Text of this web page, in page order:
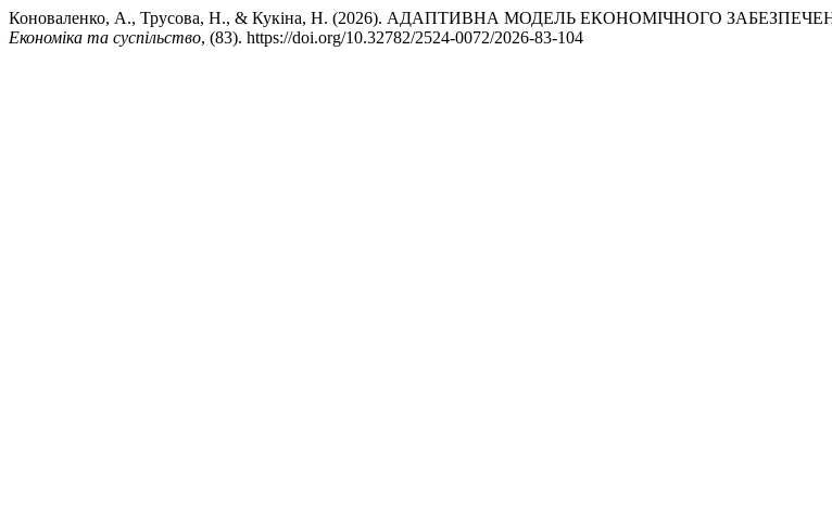
Коноваленко, А., Трусова, Н., & Кукіна, Н. (2026). АДАПТИВНА МОДЕЛЬ ЕКОНОМІЧНОГО
Економіка та суспільство, (83). https://doi.org/10.32782/2524-0072/2026-83-104